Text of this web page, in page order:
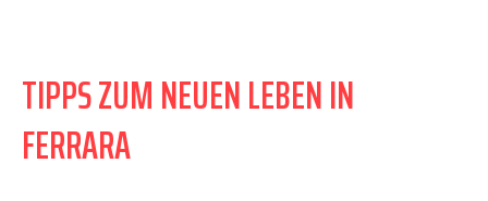
TIPPS ZUM NEUEN LEBEN IN
FERRARA